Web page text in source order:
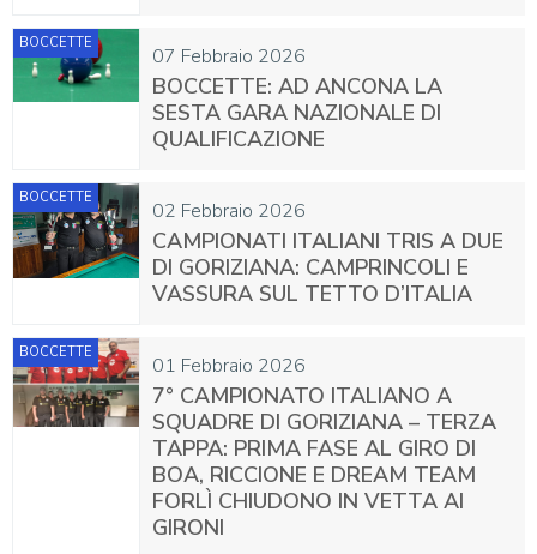
07 Febbraio 2026
BOCCETTE
BOCCETTE: AD ANCONA LA
SESTA GARA NAZIONALE DI
QUALIFICAZIONE
02 Febbraio 2026
BOCCETTE
CAMPIONATI ITALIANI TRIS A DUE
DI GORIZIANA: CAMPRINCOLI E
VASSURA SUL TETTO D’ITALIA
01 Febbraio 2026
BOCCETTE
7° CAMPIONATO ITALIANO A
SQUADRE DI GORIZIANA – TERZA
TAPPA: PRIMA FASE AL GIRO DI
BOA, RICCIONE E DREAM TEAM
FORLÌ CHIUDONO IN VETTA AI
GIRONI